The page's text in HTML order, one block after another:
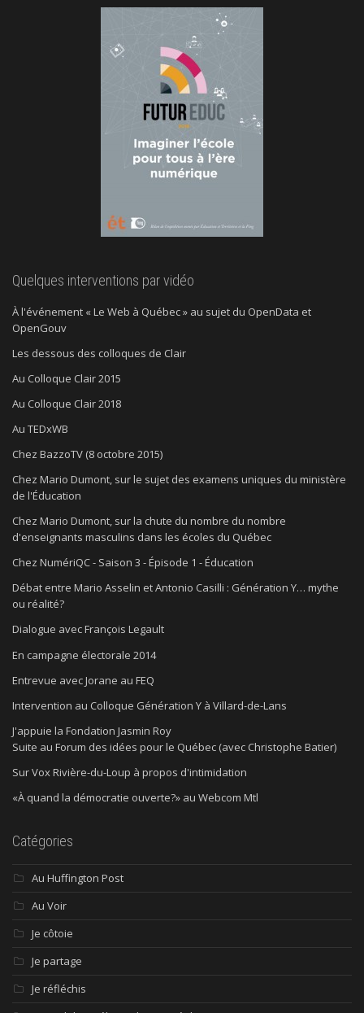
Quelques interventions par vidéo
À l'événement « Le Web à Québec » au sujet du OpenData et
OpenGouv
Les dessous des colloques de Clair
Au Colloque Clair 2015
Au Colloque Clair 2018
Au TEDxWB
Chez BazzoTV (8 octobre 2015)
Chez Mario Dumont, sur le sujet des examens uniques du ministère
de l'Éducation
Chez Mario Dumont, sur la chute du nombre du nombre
d'enseignants masculins dans les écoles du Québec
Chez NumériQC - Saison 3 - Épisode 1 - Éducation
Débat entre Mario Asselin et Antonio Casilli : Génération Y… mythe
ou réalité?
Dialogue avec François Legault
En campagne électorale 2014
Entrevue avec Jorane au FEQ
Intervention au Colloque Génération Y à Villard-de-Lans
J'appuie la Fondation Jasmin Roy
Suite au Forum des idées pour le Québec (avec Christophe Batier)
Sur Vox Rivière-du-Loup à propos d'intimidation
«À quand la démocratie ouverte?» au Webcom Mtl
Catégories
Au Huffington Post
Au Voir
Je côtoie
Je partage
Je réfléchis